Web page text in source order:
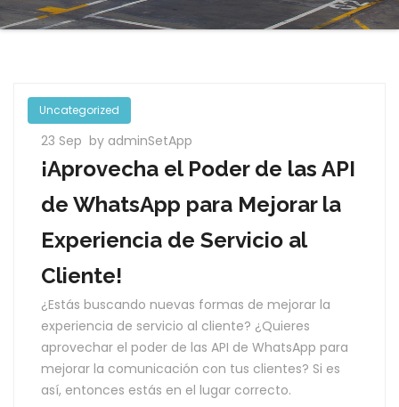
Uncategorized
23 Sep by adminSetApp
¡Aprovecha el Poder de las API
de WhatsApp para Mejorar la
Experiencia de Servicio al
Cliente!
¿Estás buscando nuevas formas de mejorar la
experiencia de servicio al cliente? ¿Quieres
aprovechar el poder de las API de WhatsApp para
mejorar la comunicación con tus clientes? Si es
así, entonces estás en el lugar correcto.